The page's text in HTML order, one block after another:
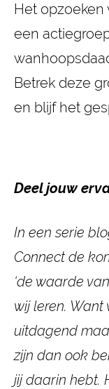
Het opzoeken
een
Betrek deze
en blijf het
Deel jouw
In een serie
Connect de
‘de waarde
wij leren.
uitdagend
zijn dan ook
jij daarin hebt.